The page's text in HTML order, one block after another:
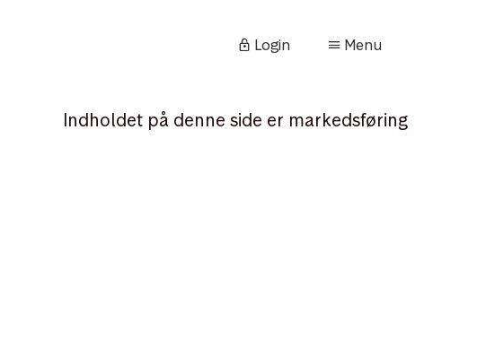
Login Menu
Indholdet på denne side er markedsføring